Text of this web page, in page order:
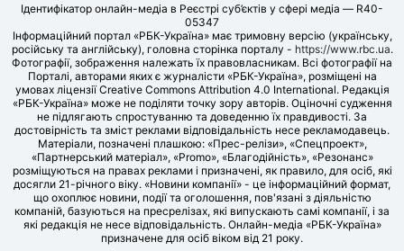
Ідентифікатор онлайн-медіа в Реєстрі суб’єктів у сфері медіа — R40-
05347
Інформаційний портал «РБК-Україна» має тримовну версію (українську,
російську та англійську), головна сторінка порталу - https://www.rbc.ua.
Фотографії, зображення належать їх правовласникам. Всі фотографії на
Порталі, авторами яких є журналісти «РБК-Україна», розміщені на
умовах ліцензії Creative Commons Attribution 4.0 International. Редакція
«РБК-Україна» може не поділяти точку зору авторів. Оціночні судження
не підлягають спростуванню та доведенню їх правдивості. За
достовірність та зміст реклами відповідальність несе рекламодавець.
Матеріали, позначені плашкою: «Прес-релізи», «Спецпроект»,
«Партнерський матеріал», «Promo», «Благодійність», «Резонанс»
розміщуються на правах реклами і призначені, як правило, для осіб, які
досягли 21-річного віку. «Новини компанії» - це інформаційний формат,
що охоплює новини, події та оголошення, пов'язані з діяльністю
компаній, базуються на пресрелізах, які випускають самі компанії, і за
які редакція не несе відповідальність. Онлайн-медіа «РБК-Україна»
призначене для осіб віком від 21 року.